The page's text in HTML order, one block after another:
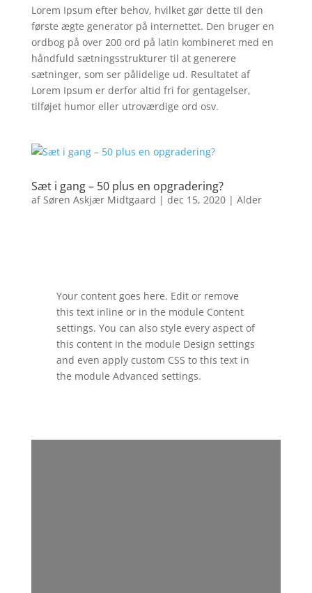
Lorem Ipsum efter behov, hvilket gør dette til den
første ægte generator på internettet. Den bruger en
ordbog på over 200 ord på latin kombineret med en
håndfuld sætningsstrukturer til at generere
sætninger, som ser pålidelige ud. Resultatet af
Lorem Ipsum er derfor altid fri for gentagelser,
tilføjet humor eller utroværdige ord osv.
Sæt i gang – 50 plus en opgradering?
afSøren Askjær Midtgaard | dec 15, 2020| Alder
Your content goes here. Edit or remove
this text inline or in the module Content
settings. You can also style every aspect of
this content in the module Design settings
and even apply custom CSS to this text in
the module Advanced settings.